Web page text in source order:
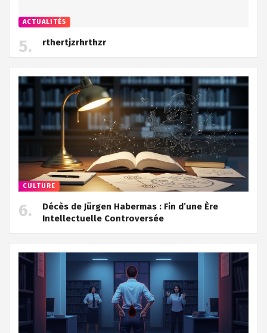
ACTUALITÉS
rthertjzrhrthzr
CULTURE
Décès de Jürgen Habermas : Fin d’une Ère
Intellectuelle Controversée